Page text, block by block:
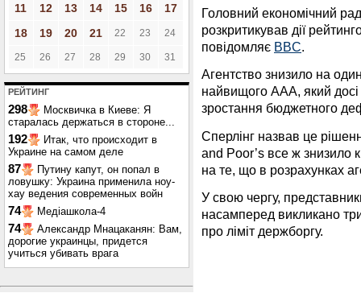
11
12 13 14 15 16
17
18
19 20 21 22 23 24
25 26 27 28 29 30 31
РЕЙТИНГ
298
Москвичка в Киеве: Я
старалась держаться в стороне...
192
Итак, что происходит в
Украине на самом деле
87
Путину капут, он попал в
ловушку: Украина применила ноу-
хау ведения современных войн
74 Медіашкола-4
74
Александр Мнацаканян: Вам,
дорогие украинцы, придется
учиться убивать врага
Головний економічний
розкритикував дії
повідомляє BBC.
Агентство знизило на
найвищого ААА, який
зростання бюджетного
Сперлінг назвав це
and Poor’s все ж знизило
на те, що в розрахунках
У свою чергу,
насамперед викликано
про ліміт держборгу.